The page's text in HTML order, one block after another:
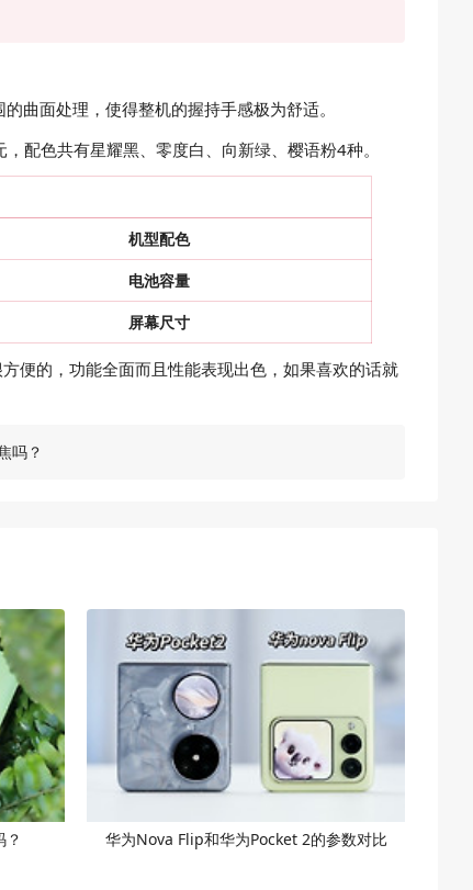
曲面处理，使得整机的握持手感极为舒适。
配色共有星耀黑、零度白、向新绿、樱语粉4种。
机型配色
电池容量
屏幕尺寸
便的，功能全面而且性能表现出色，如果喜欢的话就
吗？
华为Nova Flip和华为Pocket 2的参数对比